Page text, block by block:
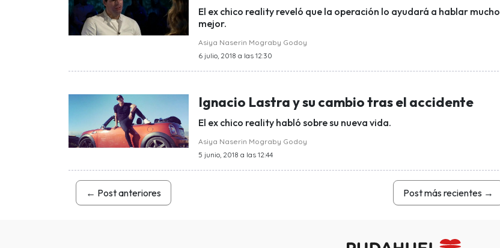
El ex chico reality reveló que la operación lo ayudará a hablar mucho
mejor.
Asiya Naserin Mograby Godoy
6 julio, 2018 a las 12:30
Ignacio Lastra y su cambio tras el accidente
El ex chico reality habló sobre su nueva vida.
Asiya Naserin Mograby Godoy
5 junio, 2018 a las 12:44
← Post anteriores Post más recientes →